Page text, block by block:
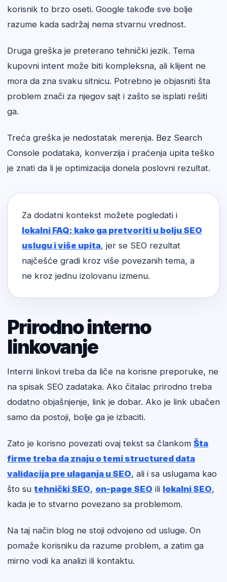
korisnik to brzo oseti. Google takođe sve bolje
razume kada sadržaj nema stvarnu vrednost.
Druga greška je preterano tehnički jezik. Tema
kupovni intent može biti kompleksna, ali klijent ne
mora da zna svaku sitnicu. Potrebno je objasniti šta
problem znači za njegov sajt i zašto se isplati rešiti
ga.
Treća greška je nedostatak merenja. Bez Search
Console podataka, konverzija i praćenja upita teško
je znati da li je optimizacija donela poslovni rezultat.
Za dodatni kontekst možete pogledati i
lokalni FAQ: kako ga pretvoriti u bolju SEO
uslugu i više upita, jer se SEO rezultat
najčešće gradi kroz više povezanih tema, a
ne kroz jednu izolovanu izmenu.
Prirodno interno
linkovanje
Interni linkovi treba da liče na korisne preporuke, ne
na spisak SEO zadataka. Ako čitalac prirodno treba
dodatno objašnjenje, link je dobar. Ako je link ubačen
samo da postoji, bolje ga je izbaciti.
Zato je korisno povezati ovaj tekst sa člankom Šta
firme treba da znaju o temi structured data
validacija pre ulaganja u SEO, ali i sa uslugama kao
što su tehnički SEO, on-page SEO ili lokalni SEO,
kada je to stvarno povezano sa problemom.
Na taj način blog ne stoji odvojeno od usluge. On
pomaže korisniku da razume problem, a zatim ga
mirno vodi ka analizi ili kontaktu.